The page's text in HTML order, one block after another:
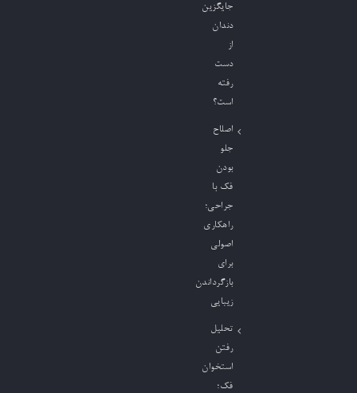
جایگزین
دندان
از
دست
رفته
است؟
اصلاح
جلو
بودن
فک با
جراحی؛
راهکاری
اصولی
برای
بازگرداندن
زیبایی
تحلیل
رفتن
استخوان
فک؛